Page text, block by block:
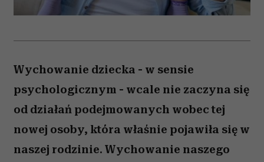
Wychowanie dziecka - w sensie
psychologicznym - wcale nie zaczyna się
od działań podejmowanych wobec tej
nowej osoby, która właśnie pojawiła się w
naszej rodzinie. Wychowanie naszego